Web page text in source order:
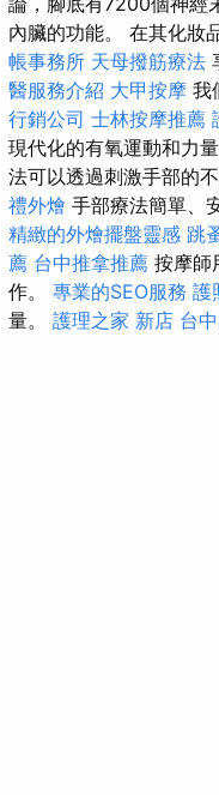
內臟的功能。 在其化妝
帳事務所 天母撥筋療法
醫服務介紹 大甲按摩 我
行銷公司 士林按摩推薦
現代化的有氧運動和力
法可以透過刺激手部的
禮外燴 手部療法簡單、
精緻的外燴擺盤靈感 跳
薦 台中推拿推薦 按摩師
作。 專業的SEO服務 護
量。 護理之家 新店 台